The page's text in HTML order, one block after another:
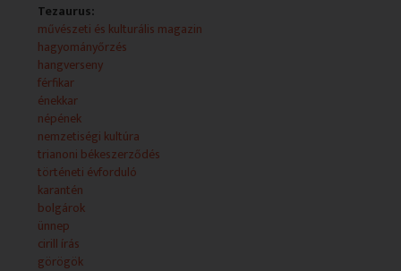
koronavírus járvány árnyékában a valódi összefogás
fontosságára szeretnénk felhívni a figyelmet.
„NEMZETI(SÉGI) ÖSSZETARTOZÁS”
A Szent Efrém Férfikar hitvallása, hogy próbálja a
sokféle “nyelveken szólást” / a több nyelven való
megszólalást minél autentikusabban megvalósítani.
Ezért a nemzeti összetartozás napja alkalmából közös
fohászkodásra hívta a Kárpát-medencében élő
nemzetiségek képviselőit, hogy amíg csak lehet, a
felhúzott falakon is áthallatszódjék a tisztelet és a
szeretet hangja. A koncerten 15 nyelven szólalt meg a
Miatyánk, valamint egy-egy Szűz Máriához énekelt
népének, vagy himnusz is felcsendült.
Tezaurus:
művészeti és kulturális magazin
hagyományőrzés
hangverseny
férfikar
énekkar
népének
nemzetiségi kultúra
trianoni békeszerződés
történeti évforduló
karantén
bolgárok
ünnep
cirill írás
görögök